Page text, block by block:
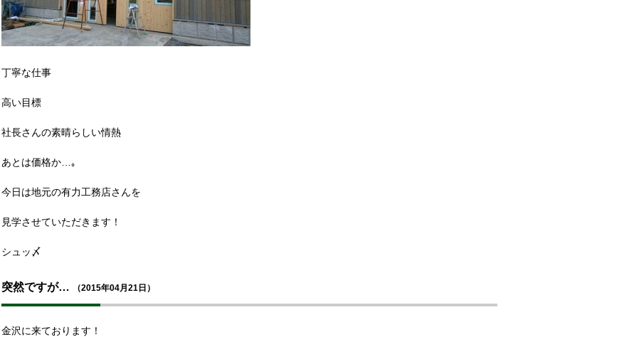
丁寧な仕事
高い目標
社長さんの素晴らしい情熱
あとは価格か…｡
今日は地元の有力工務店さんを
見学させていただきます！
シュッ〆
突然ですが… （2015年04月21日）
金沢に来ております！